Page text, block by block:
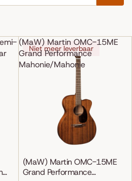
(MaW) Martin OMC-15ME
Grand Performance
Mahonie/Mahonie
Niet meer leverbaar
(MaW) Martin OMC-15ME
Grand Performance